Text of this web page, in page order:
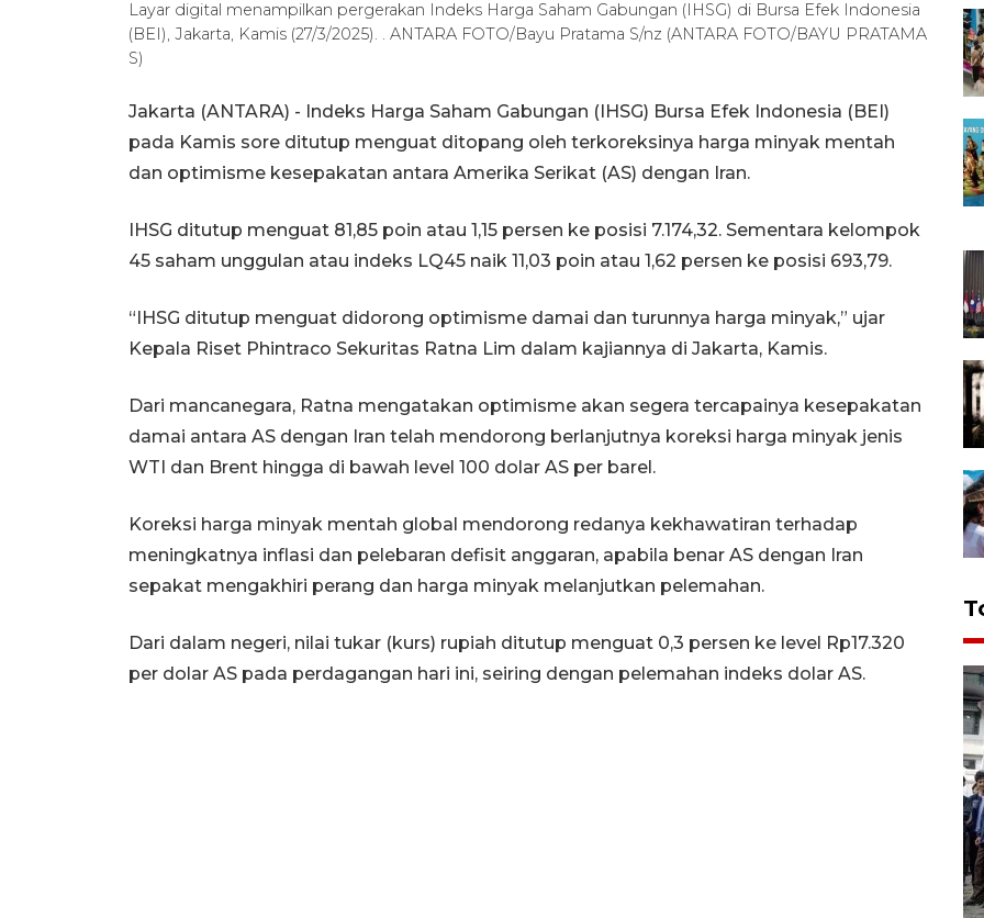
Layar digital menampilkan pergerakan Indeks Harga Saham Gabungan (IHSG) di Bursa Efek Indonesia
(BEI), Jakarta, Kamis (27/3/2025). . ANTARA FOTO/Bayu Pratama S/nz (ANTARA FOTO/BAYU PRATAMA
S)
Jakarta (ANTARA) - Indeks Harga Saham Gabungan (IHSG) Bursa Efek Indonesia (BEI)
pada Kamis sore ditutup menguat ditopang oleh terkoreksinya harga minyak mentah
dan optimisme kesepakatan antara Amerika Serikat (AS) dengan Iran.
IHSG ditutup menguat 81,85 poin atau 1,15 persen ke posisi 7.174,32. Sementara kelompok
45 saham unggulan atau indeks LQ45 naik 11,03 poin atau 1,62 persen ke posisi 693,79.
“IHSG ditutup menguat didorong optimisme damai dan turunnya harga minyak,” ujar
Kepala Riset Phintraco Sekuritas Ratna Lim dalam kajiannya di Jakarta, Kamis.
Dari mancanegara, Ratna mengatakan optimisme akan segera tercapainya kesepakatan
damai antara AS dengan Iran telah mendorong berlanjutnya koreksi harga minyak jenis
WTI dan Brent hingga di bawah level 100 dolar AS per barel.
Koreksi harga minyak mentah global mendorong redanya kekhawatiran terhadap
meningkatnya inflasi dan pelebaran defisit anggaran, apabila benar AS dengan Iran
sepakat mengakhiri perang dan harga minyak melanjutkan pelemahan.
Dari dalam negeri, nilai tukar (kurs) rupiah ditutup menguat 0,3 persen ke level Rp17.320
per dolar AS pada perdagangan hari ini, seiring dengan pelemahan indeks dolar AS.